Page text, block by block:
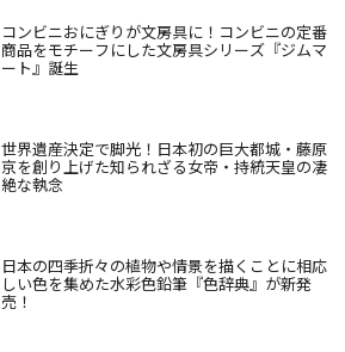
コンビニおにぎりが文房具に！コンビニの定番
商品をモチーフにした文房具シリーズ『ジムマ
ート』誕生
世界遺産決定で脚光！日本初の巨大都城・藤原
京を創り上げた知られざる女帝・持統天皇の凄
絶な執念
日本の四季折々の植物や情景を描くことに相応
しい色を集めた水彩色鉛筆『色辞典』が新発
売！